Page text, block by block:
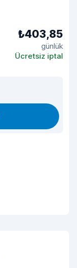
₺403,85
günlük
Ücretsiz iptal